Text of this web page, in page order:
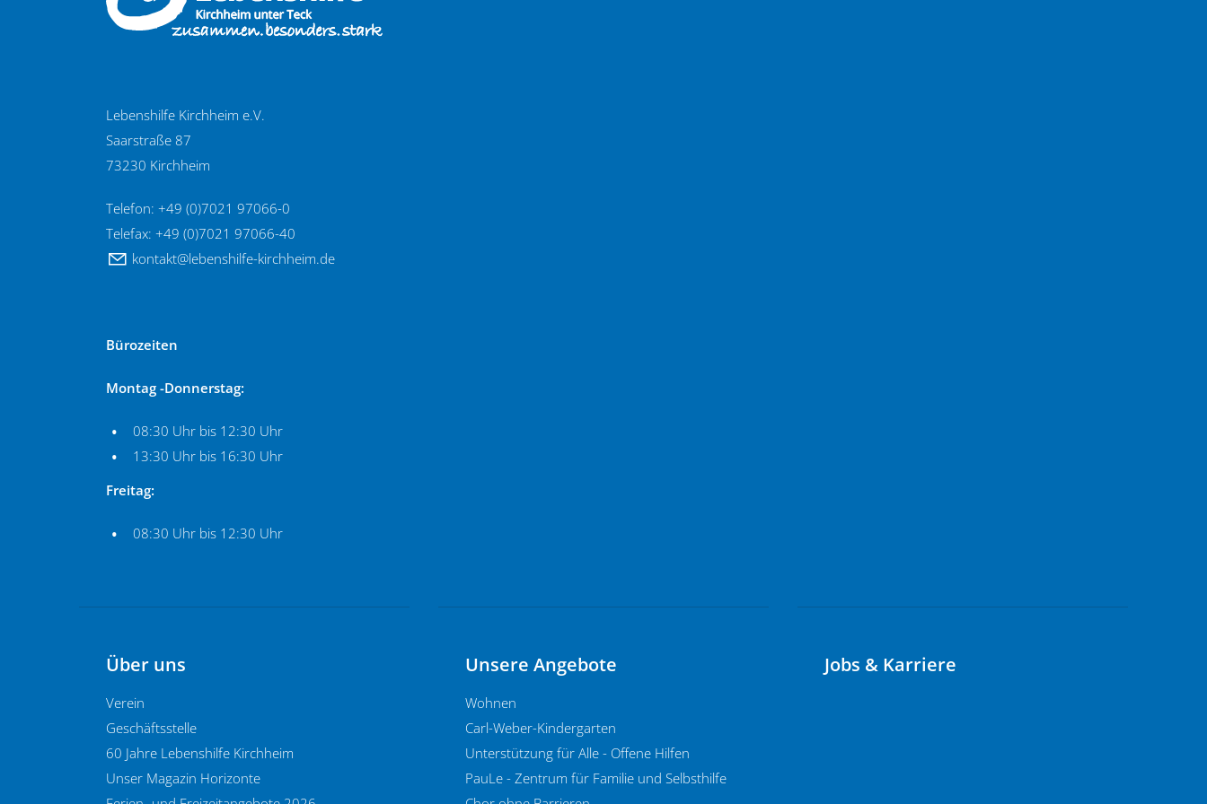
Lebenshilfe Kirchheim e.V.
Saarstraße 87
73230 Kirchheim
Telefon: +49 (0)7021 97066-0
Telefax: +49 (0)7021 97066-40
k nt kt l b nsh lf -k rchh m d
Bürozeiten
Montag -Donnerstag:
08:30 Uhr bis 12:30 Uhr
13:30 Uhr bis 16:30 Uhr
Freitag:
08:30 Uhr bis 12:30 Uhr
Über uns
Verein
Geschäftsstelle
60 Jahre Lebenshilfe Kirchheim
Unser Magazin Horizonte
Unsere Angebote
Wohnen
Carl-Weber-Kindergarten
Unterstützung für Alle - Offene Hilfen
PauLe - Zentrum für Familie und Selbsthilfe
Jobs & Karriere